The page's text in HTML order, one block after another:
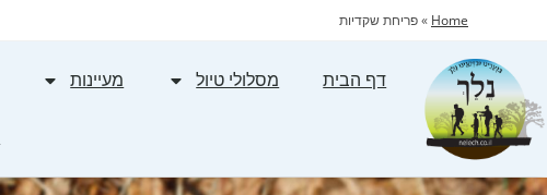
Home
»פריחת שקדיות
דף הבית מסלולי טיול מעיינות